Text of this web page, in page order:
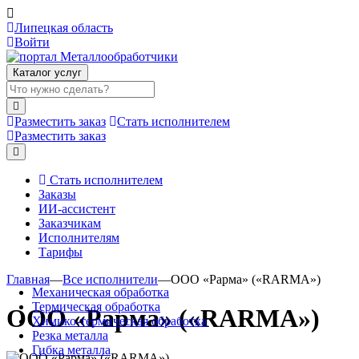
Липецкая область
Войти
Каталог услуг
Разместить заказ
Стать исполнителем
Разместить заказ
Стать исполнителем
Заказы
ИИ-ассистент
Заказчикам
Исполнителям
Тарифы
Механическая обработка
Термическая обработка
Химико-термическая обработка
Резка металла
Гибка металла
Главная—Все исполнители—ООО «Рарма» («RARMA»)
ООО «Рарма» («RARMA»)